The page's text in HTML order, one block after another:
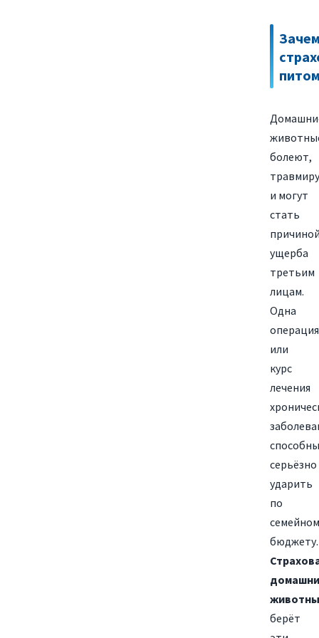
болеют,
и могут
стать
ущерба
третьим
лицам.
Одна
операция
или
курс
лечения
способны
серьёзно
ударить
по
бюджету.
берёт